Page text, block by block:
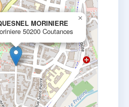
MORINIERE
50200 Coutances
×